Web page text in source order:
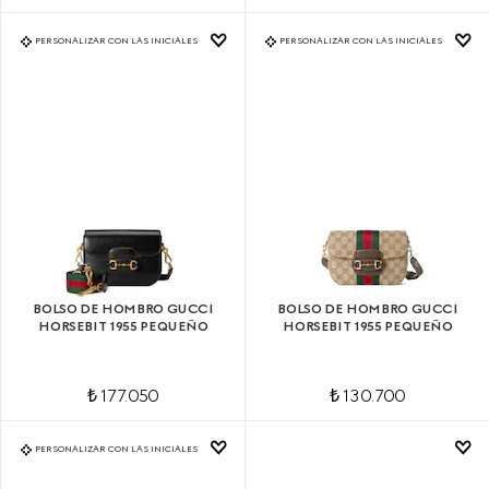
PERSONALIZAR CON LAS INICIALES
BOLSO DE HOMBRO GUCCI
HORSEBIT 1955 PEQUEÑO
₺ 177.050
PERSONALIZAR CON LAS INICIALES
BOLSO DE HOMBRO GUCCI
HORSEBIT 1955 PEQUEÑO
₺ 130.700
PERSONALIZAR CON LAS INICIALES